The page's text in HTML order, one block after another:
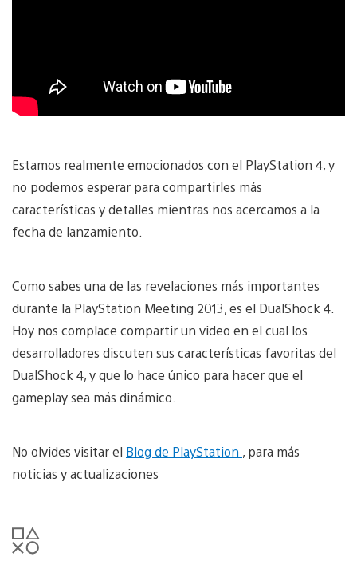
Estamos realmente emocionados con el PlayStation 4, y
no podemos esperar para compartirles más
características y detalles mientras nos acercamos a la
fecha de lanzamiento.
Como sabes una de las revelaciones más importantes
durante la PlayStation Meeting 2013, es el DualShock 4.
Hoy nos complace compartir un video en el cual los
desarrolladores discuten sus características favoritas del
DualShock 4, y que lo hace único para hacer que el
gameplay sea más dinámico.
No olvides visitar el Blog de PlayStation , para más
noticias y actualizaciones